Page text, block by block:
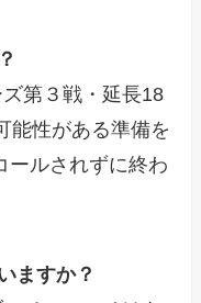
第３戦・延長18
能性がある準備を
ールされずに終わ
ますか？